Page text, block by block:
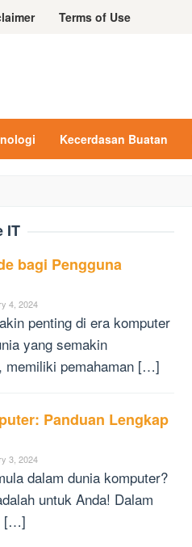
Terms of Use
Kecerdasan Buatan
IT
bagi Pengguna
4, 2024
penting di era komputer
yang semakin
memiliki pemahaman […]
Panduan Lengkap
3, 2024
dalam dunia komputer?
untuk Anda! Dalam
[…]